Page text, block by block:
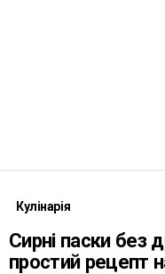
Кулінарія
Сирні паски без
простий рецепт